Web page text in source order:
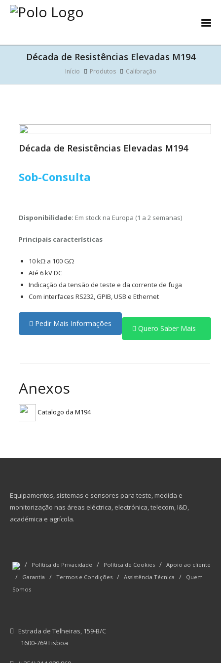
Década de Resistências Elevadas M194
Início Produtos Calibração
Década de Resistências Elevadas M194
Sob-Consulta
Disponibilidade: Em stock na Europa (1 a 2 semanas)
Principais características
10 kΩ a 100 GΩ
Até 6 kV DC
Indicação da tensão de teste e da corrente de fuga
Com interfaces RS232, GPIB, USB e Ethernet
Pedir Mais Informações
Quero Saber Mais
Anexos
Catalogo da M194
Equipamentos, sistemas e sensores para teste, medida e
monitorização nas áreas eléctrica, electrónica, telecom, I&D,
académica e agrícola.
/ Política de Privacidade / Política de Cookies / Apoio ao cliente
/ Garantia / Termos e Condições / Assistência Técnica /
Quem
Somos
Estrada de Telheiras, 159-B/C
1600-769 Lisboa